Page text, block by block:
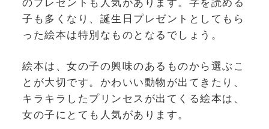
子も多くなり、誕生日プレゼントとしてもら
った絵本は特別なものとなるでしょう。
絵本は、女の子の興味のあるものから選ぶこ
とが大切です。かわいい動物が出てきたり、
キラキラしたプリンセスが出てくる絵本は、
女の子にとても人気があります。